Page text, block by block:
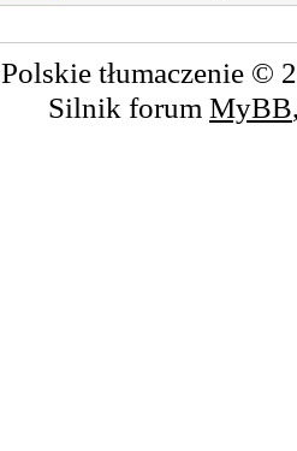
Polskie tłumaczenie ©
Silnik forum MyBB